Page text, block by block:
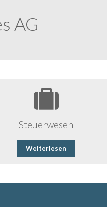
AG
Steuerwesen
Weiterlesen